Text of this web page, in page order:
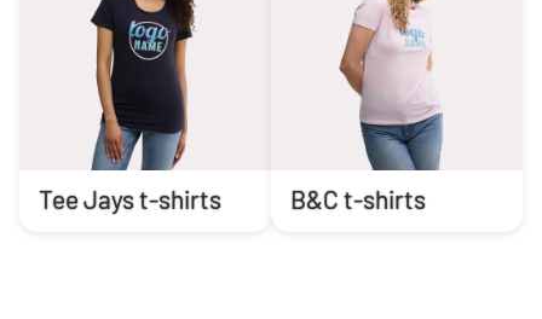
Tee Jays t-shirts B&C t-shirts